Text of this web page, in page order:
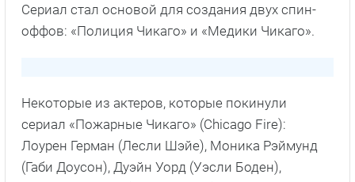
Сериал стал основой для создания двух спин-
оффов: «Полиция Чикаго» и «Медики Чикаго».
Некоторые из актеров, которые покинули
сериал «Пожарные Чикаго» (Chicago Fire):
Лоурен Герман (Лесли Шэйе), Моника Рэймунд
(Габи Доусон), Дуэйн Уорд (Уэсли Боден),